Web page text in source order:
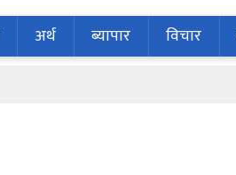
अर्थ ब्यापार विचार